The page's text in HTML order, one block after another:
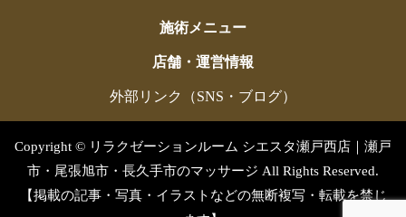
施術メニュー
店舗・運営情報
外部リンク（SNS・ブログ）
Copyright © リラクゼーションルーム シエスタ瀬戸西店｜瀬戸
市・尾張旭市・長久手市のマッサージ All Rights Reserved.
【掲載の記事・写真・イラストなどの無断複写・転載を禁じ